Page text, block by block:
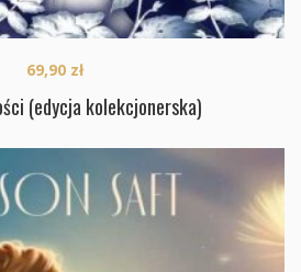
(edycja kolekcjonerska)
69,90 zł